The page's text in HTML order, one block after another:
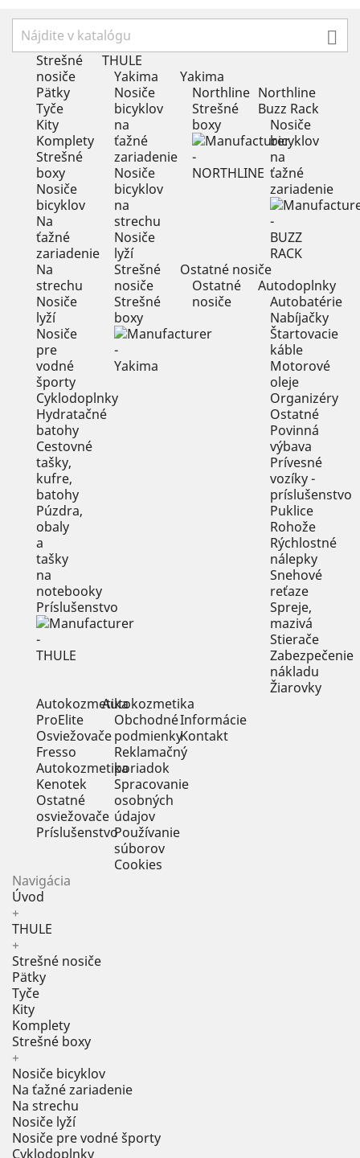

THULE
Strešné
nosiče
Pätky
Tyče
Kity
Komplety
Strešné
boxy
Nosiče
bicyklov
Na
ťažné
zariadenie
Na
strechu
Nosiče
lyží
Nosiče
pre
vodné
športy
Cyklodoplnky
Hydratačné
batohy
Cestovné
tašky,
kufre,
batohy
Púzdra,
obaly
a
tašky
na
notebooky
Príslušenstvo
Yakima
Yakima
Nosiče
bicyklov
na
ťažné
zariadenie
Nosiče
bicyklov
na
strechu
Nosiče
lyží
Strešné
nosiče
Strešné
boxy
Northline
Northline
Strešné
boxy
Buzz Rack
Nosiče
bicyklov
na
ťažné
zariadenie
Ostatné nosiče
Ostatné
nosiče
Autodoplnky
Autobatérie
Nabíjačky
Štartovacie
káble
Motorové
oleje
Organizéry
Ostatné
Povinná
výbava
Prívesné
vozíky -
príslušenstvo
Puklice
Rohože
Rýchlostné
nálepky
Snehové
reťaze
Spreje,
mazivá
Stierače
Zabezpečenie
nákladu
Žiarovky
Autokozmetika
Autokozmetika
ProElite
Osviežovače
Fresso
Autokozmetika
Kenotek
Ostatné
osviežovače
Príslušenstvo
Informácie
Obchodné
podmienky
Reklamačný
poriadok
Spracovanie
osobných
údajov
Používanie
súborov
Cookies
Kontakt
Navigácia
Úvod
+
THULE
+
Strešné nosiče
Pätky
Tyče
Kity
Komplety
Strešné boxy
+
Nosiče bicyklov
Na ťažné zariadenie
Na strechu
Nosiče lyží
Nosiče pre vodné športy
Cyklodoplnky